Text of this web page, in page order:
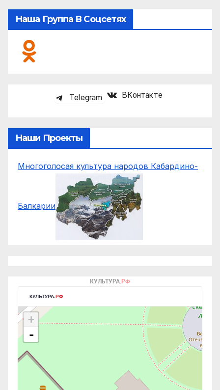
Наша Группа В Соцсетях
Telegram ВКонтакте
Наши Проекты
Многоголосая культура народов Кабардино-
Балкарии